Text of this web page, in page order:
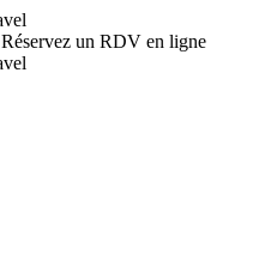
Réservez un RDV en ligne